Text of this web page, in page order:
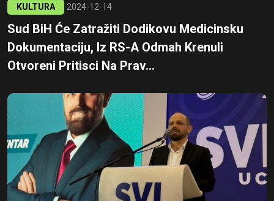
KULTURA 2024-12-14
Sud BiH Će Zatražiti Dodikovu Medicinsku
Dokumentaciju, Iz RS-A Odmah Krenuli
Otvoreni Pritisci Na Prav...